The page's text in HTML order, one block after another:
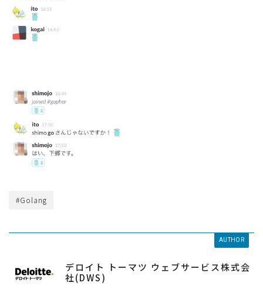
#Golang
AUTHOR
デロイト トーマツ ウェブサービス株式会
社(DWS)